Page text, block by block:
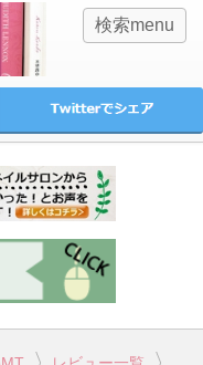
検索menu